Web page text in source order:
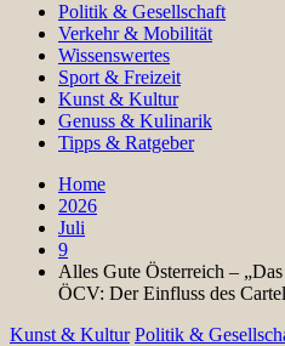
Politik & Gesellschaft
Verkehr & Mobilität
Wissenswertes
Sport & Freizeit
Kunst & Kultur
Genuss & Kulinarik
Tipps & Ratgeber
Home
2026
Juli
9
Alles Gute Österreich –
ÖCV: Der Einfluss des
Kunst & Kultur Politik &